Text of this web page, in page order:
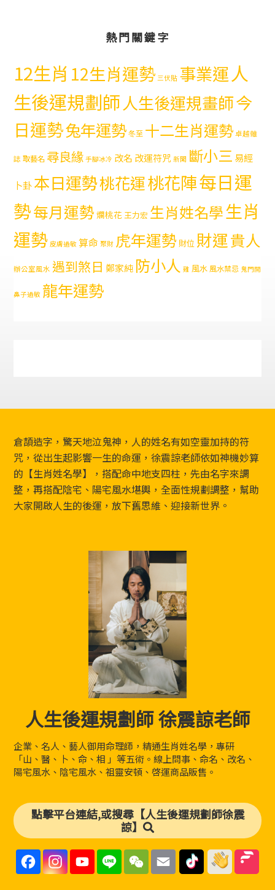
熱門關鍵字
12生肖 12生肖運勢 三伏貼 事業運人
生後運規劃師 人生後運規畫師今
日運勢兔年運勢冬至 十二生肖運勢 卓越雜
誌 取藝名 尋良緣 手腳冰冷 改名 改運符咒 新聞 斷小三易經
卜卦本日運勢桃花運桃花陣每日運
勢每月運勢 爛桃花 王力宏 生肖姓名學生肖
運勢 皮膚過敏 算命 聚財 虎年運勢 財位 財運貴人
辦公室風水 遇到煞日 鄭家純 防小人 雞 風水 風水禁忌 鬼門開
鼻子過敏 龍年運勢
Footer
倉頡造字，驚天地泣鬼神，人的姓名有如空靈加持的符
咒，從出生起影響一生的命運，徐震諒老師依如神機妙算
的【生肖姓名學】，搭配命中地支四柱，先由名字來調
整，再搭配陰宅、陽宅風水堪輿，全面性規劃調整，幫助
大家開啟人生的後運，放下舊思維、迎接新世界。
人生後運規劃師 徐震諒老師
企業、名人、藝人御用命理師，精通生肖姓名學，專研
「山、醫、卜、命、相 」等五術。線上問事、命名、改名、
陽宅風水、陰宅風水、祖靈安頓、啓運商品販售。
點擊平台連結,或搜尋【人生後運規劃師徐震
諒】
F
a
c
I
s
Y
u
L
n
W
C
E
a